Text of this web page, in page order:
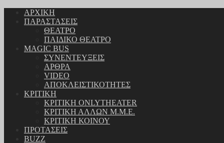
ΑΡΧΙΚΗ
ΠΑΡΑΣΤΑΣΕΙΣ
ΘΕΑΤΡΟ
ΠΑΙΔΙΚΟ ΘΕΑΤΡΟ
MAGIC BUS
ΣΥΝΕΝΤΕΥΞΕΙΣ
ΑΡΘΡΑ
VIDEO
ΑΠΟΚΛΕΙΣΤΙΚΟΤΗΤΕΣ
ΚΡΙΤΙΚΗ
ΚΡΙΤΙΚΗ ONLYTHEATER
ΚΡΙΤΙΚΗ ΑΛΛΩΝ Μ.Μ.Ε.
ΚΡΙΤΙΚΗ ΚΟΙΝΟΥ
ΠΡΟΤΑΣΕΙΣ
BUZZ